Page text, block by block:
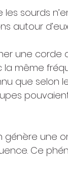
les sourds
autour
une
la même
que selon
génère une
Ce